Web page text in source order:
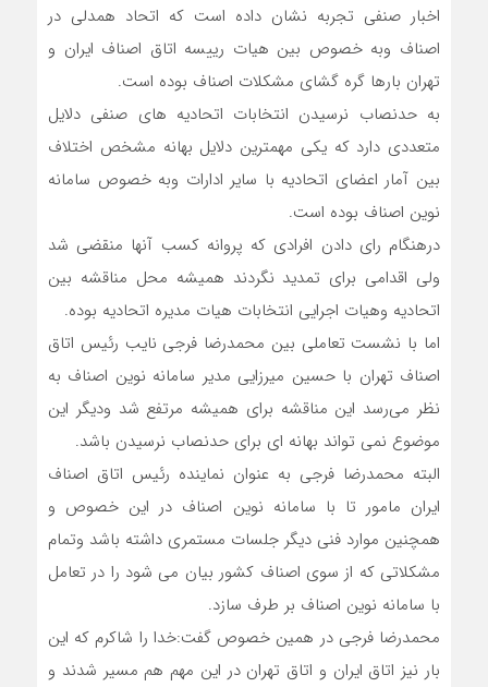
اخبار صنفی تجربه نشان داده است که اتحاد همدلی در
اصناف وبه خصوص بین هیات رییسه اتاق اصناف ایران و
تهران بارها گره گشای مشکلات اصناف بوده است.
به حدنصاب نرسیدن انتخابات اتحادیه های صنفی دلایل
متعددی دارد که یکی مهمترین دلایل بهانه مشخص اختلاف
بین آمار اعضای اتحادیه با سایر ادارات وبه خصوص سامانه
نوین اصناف بوده است.
درهنگام رای دادن افرادی که پروانه کسب آنها منقضی شد
ولی اقدامی برای تمدید نگردند همیشه محل مناقشه بین
اتحادیه وهیات اجرایی انتخابات هیات مدیره اتحادیه بوده.
اما با نشست تعاملی بین محمدرضا فرجی نایب رئیس اتاق
اصناف تهران با حسین میرزایی مدیر سامانه نوین اصناف به
نظر می‌رسد این مناقشه برای همیشه مرتفع شد ودیگر این
موضوع نمی تواند بهانه ای برای حدنصاب نرسیدن باشد.
البته محمدرضا فرجی به عنوان نماینده رئیس اتاق اصناف
ایران مامور تا با سامانه نوین اصناف در این خصوص و
همچنین موارد فنی دیگر جلسات مستمری داشته باشد وتمام
مشکلاتی که از سوی اصناف کشور بیان می شود را در تعامل
با سامانه نوین اصناف بر طرف سازد.
محمدرضا فرجی در همین خصوص گفت:خدا را شاکرم که این
بار نیز اتاق ایران و اتاق تهران در این مهم هم مسیر شدند و